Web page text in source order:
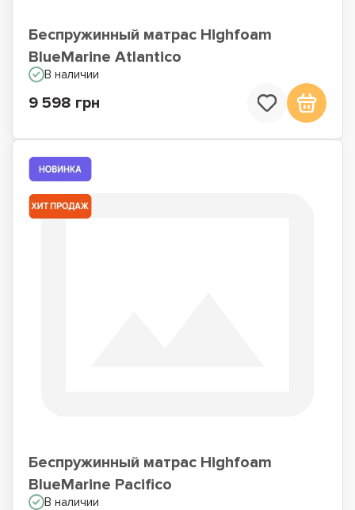
Беспружинный матрас Highfoam
BlueMarine Atlantico
В наличии
9 598 грн
Беспружинный матрас Highfoam
BlueMarine Pacifico
В наличии